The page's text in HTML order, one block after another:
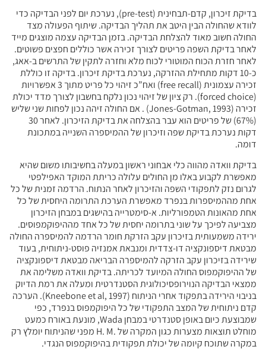
בדיקת זיכרון, קדם-תבחינית (pre-test), נערכת יום לפני הבדיקה כדי
לוודא שהחולה הבין היטב את תהליך הבדיקה. שיתוף הפעולה מצד
החולה חשוב מאוד להצלחת הבדיקה. בזמן הבדיקה עצמה מוצגים מייד
לאחר בדיקת השפה פריטים לצורך זכירה אשר כוללים חפצים פשוטים.
לאחר חזרת הכוח המוטורי לכוח מלא וחזרה לתקין של התרשים ב-אאג,
כ-10 דקות מתחילת ההזרקה, נערכת בדיקת זיכרון. בדיקה זו כוללת
זכירה עצמונית (free recall) ואח”כ זיהוי כל פריט מתוך 3 אפשרויות
(forced choice). רק ציון של זיהוי נכון נלקח בחשבון לצורך מדד יכולת
זכירה (Jones-Gotman, 1993) . אם החולה זיהה נכון לפחות שני שליש
(67%) של פריטים הוא עבר בהצלחה את בדיקת הזיכרון. לאחר 30
דקות נערכת בדיקת שפה וזיכרון של ההמיספרה השנייה במתכונת
דומה.
בדיקת וואדה מהווה כלי אבחוני ראשון במעלה בחשיבותו משום שהיא
מאפשרת לקבוע באלו מן החולים עלולה כריתת המוקד האפילפטי
לגרום נזק לתפקודי השפה והזיכרון לאחר הנתוח. הרדמה זמנית של כל
אחת מההמיספרות בנפרד מאפשרת הערכת התרומה היחסית של כל
אחת מהאונות הטמפורליות. א-סימטרייה בהישגים במבחן הזיכרון
מצביעה לפיכך על שוני בתרומה יחסית של כל אחד מההיפוקמפוסים.
ירידה משמעותית בזיכרון עקב הזרקת חומר הרדמה להמיספרה החולה
מבטאת דיספונקציה דו-צדדית ומנבאת אמנזיה פוסט-ניתוחית, בעוד
שירידה בזיכרון עקב הזרקה להמיספרה הבריאה מבטאת דיספונקציה
של ההיפוקמפוס החולה המיועד לכריתה. בדיקת וואדה משלימה את
ממצאי הבדיקה הנוירופסיכולוגית הסטנדרטית ומעלה את רמת הדיוק
בניבוי הירידה בתפקוד אחרי הניתוח (Kneebone et al, 1997). הערכה
קדם ניתוחית של המצב התפקודי של כל היפוקמפוס בנפרד, כפי
שמבוצעת כיום באופן סטנדרטי במבחן Wada, מונעת באורח כמעט
מוחלט תוצאות מצערות כגון המקרה של .H. M מפני שהניתוח יומלץ רק
במקרה שתוכח קיומה של יכולת תפקודית בהיפוקמפוס הנגדי.